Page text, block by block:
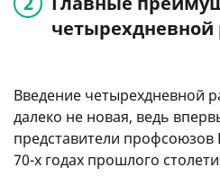
четырехдневной
Введение четырехдневной
далеко не новая, ведь
представители
70-х годах прошлого